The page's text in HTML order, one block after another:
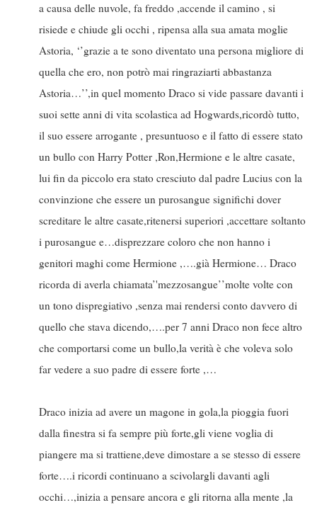
a causa delle nuvole, fa freddo ,accende il camino , si
risiede e chiude gli occhi , ripensa alla sua amata moglie
Astoria, ‘’grazie a te sono diventato una persona migliore di
quella che ero, non potrò mai ringraziarti abbastanza
Astoria…’’,in quel momento Draco si vide passare davanti i
suoi sette anni di vita scolastica ad Hogwards,ricordò tutto,
il suo essere arrogante , presuntuoso e il fatto di essere stato
un bullo con Harry Potter ,Ron,Hermione e le altre casate,
lui fin da piccolo era stato cresciuto dal padre Lucius con la
convinzione che essere un purosangue significhi dover
screditare le altre casate,ritenersi superiori ,accettare soltanto
i purosangue e…disprezzare coloro che non hanno i
genitori maghi come Hermione ,….già Hermione… Draco
ricorda di averla chiamata’'mezzosangue’’molte volte con
un tono dispregiativo ,senza mai rendersi conto davvero di
quello che stava dicendo,….per 7 anni Draco non fece altro
che comportarsi come un bullo,la verità è che voleva solo
far vedere a suo padre di essere forte ,…
Draco inizia ad avere un magone in gola,la pioggia fuori
dalla finestra si fa sempre più forte,gli viene voglia di
piangere ma si trattiene,deve dimostare a se stesso di essere
forte….i ricordi continuano a scivolargli davanti agli
occhi…,inizia a pensare ancora e gli ritorna alla mente ,la